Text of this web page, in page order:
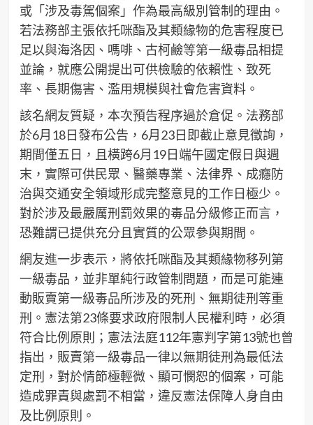
或「涉及毒駕個案」作為最高級別管制的理由。
若法務部主張依托咪酯及其類緣物的危害程度已
足以與海洛因、嗎啡、古柯鹼等第一級毒品相提
並論，就應公開提出可供檢驗的依賴性、致死
率、長期傷害、濫用規模與社會危害資料。
該名網友質疑，本次預告程序過於倉促。法務部
於6月18日發布公告，6月23日即截止意見徵詢，
期間僅五日，且橫跨6月19日端午國定假日與週
末，實際可供民眾、醫藥專業、法律界、成癮防
治與交通安全領域形成完整意見的工作日極少。
對於涉及最嚴厲刑罰效果的毒品分級修正而言，
恐難謂已提供充分且實質的公眾參與期間。
網友進一步表示，將依托咪酯及其類緣物移列第
一級毒品，並非單純行政管制問題，而是可能連
動販賣第一級毒品所涉及的死刑、無期徒刑等重
刑。憲法第23條要求政府限制人民權利時，必須
符合比例原則；憲法法庭112年憲判字第13號也曾
指出，販賣第一級毒品一律以無期徒刑為最低法
定刑，對於情節極輕微、顯可憫恕的個案，可能
造成罪責與處罰不相當，違反憲法保障人身自由
及比例原則。